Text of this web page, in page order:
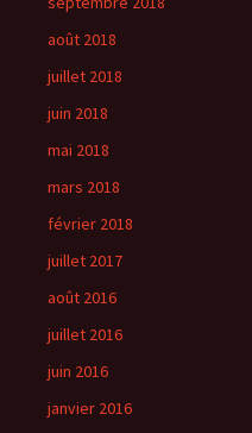
août 2018
juillet 2018
juin 2018
mai 2018
mars 2018
février 2018
juillet 2017
août 2016
juillet 2016
juin 2016
janvier 2016